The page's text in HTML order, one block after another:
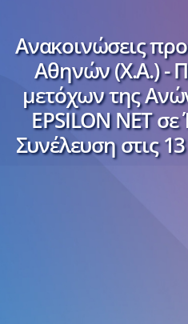
Ανακοινώσεις
Αθηνών (Χ.Α.) -
μετόχων της
EPSILON NET
Συνέλευση στις